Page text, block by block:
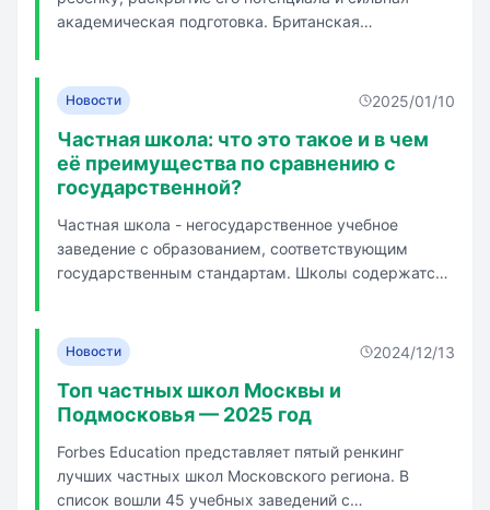
во время отдыха, развлечений или
программы преподается на двух
языках: английском и русском.
академическая подготовка. Британская
программам с индивидуальным планом занятий
для детей с недостаточным уровнем английского.
Пе...
Новости 2025/01/10
Частная школа: что это такое и в чем
её преимущества по сравнению с
государственной?
Частная школа - негосударственное учебное
заведение с образованием, соответствующим
государственным стандартам. Школы содержатся
организации. Атмосфера частной школы отличается
от государственной, здесь развита корпор...
Новости 2024/12/13
Топ частных школ Москвы и
Подмосковья — 2025 год
Forbes Education представляет пятый ренкинг
лучших частных школ Московского региона. В
список вошли 45 учебных заведений с